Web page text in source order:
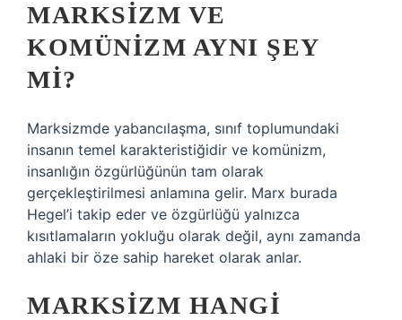
MARKSIZM VE
KOMÜNIZM AYNI ŞEY
MI?
Marksizmde yabancılaşma, sınıf toplumundaki
insanın temel karakteristiğidir ve komünizm,
insanlığın özgürlüğünün tam olarak
gerçekleştirilmesi anlamına gelir. Marx burada
Hegel’i takip eder ve özgürlüğü yalnızca
kısıtlamaların yokluğu olarak değil, aynı zamanda
ahlaki bir öze sahip hareket olarak anlar.
MARKSIZM HANGI